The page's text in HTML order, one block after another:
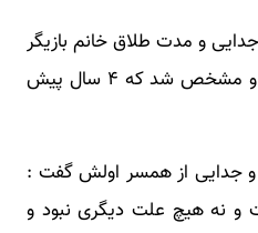
و مدت طلاق خانم بازیگر
بعد از ازدواج دومش لو رفت و مشخص شد که ۴ سال پیش
و جدایی از همسر اولش گفت :
و نه هیچ علت دیگری نبود و